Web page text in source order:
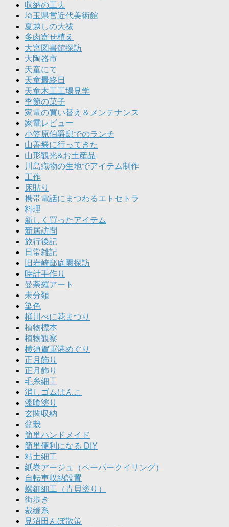
収納の工夫
埼玉県営近代美術館
夏越しの大祓
多肉寄せ植え
大宮図書館探訪
大陶器市
天童にて
天童最終日
天童木工工場見学
季節の菓子
家電の買い替え＆メンテナンス
家電レビュー
小笠原伯爵邸でのランチ
山善祭に行ってきた
山形観光&お土産品
川島織物の生地でアイテム制作
工作
床貼り
携帯電話にまつわるエトセトラ
料理
新しく買ったアイテム
新居訪問
旅行後記
日常雑記
旧岩崎邸庭園探訪
時計手作り
曼荼羅アート
未分類
染色
桶川べに花まつり
植物標本
植物観察
横須賀軍港めぐり
正月飾り
正月飾り
毛糸細工
消しゴムはんこ
漆喰塗り
玄関収納
盆栽
簡単ハンドメイド
簡単便利になる DIY
粘土細工
紙巻アージュ（ペーパークイリング）
自転車収納設置
螺鈿細工（青貝塗り）
街歩き
裁縫系
見沼田んぼ散策